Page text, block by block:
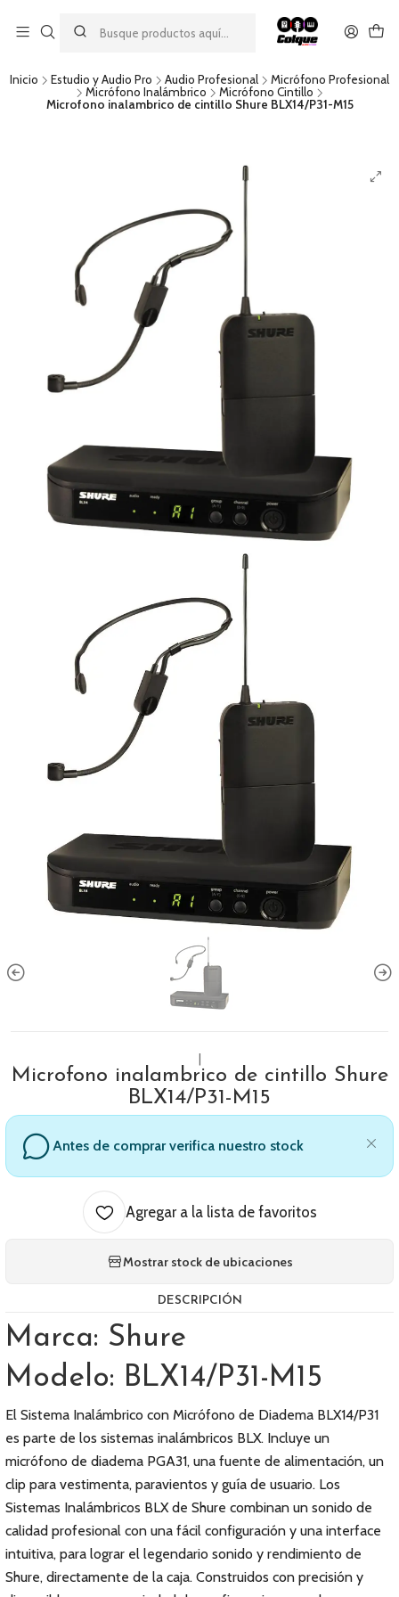
descuento por pago con transferencia bancaria
por una compra mínima de $49.990. Este descuento no es
acumulable a otras promociones ni aplicable a gastos de envío.
Inicio Estudio y Audio Pro Audio Profesional
Micrófono Profesional
Micrófono Inalámbrico
Micrófono Cintillo
Microfono inalambrico de cintillo Shure BLX14/P31-M15
Microfono inalambrico de cintillo Shure
BLX14/P31-M15
Antes de comprar verifica nuestro stock
Agregar a la lista de favoritos
Mostrar stock de ubicaciones
DESCRIPCIÓN
Marca: Shure
Modelo: BLX14/P31-M15
El Sistema Inalámbrico con Micrófono de Diadema BLX14/P31
es parte de los sistemas inalámbricos BLX. Incluye un
micrófono de diadema PGA31, una fuente de alimentación, un
clip para vestimenta, paravientos y guía de usuario. Los
Sistemas Inalámbricos BLX de Shure combinan un sonido de
calidad profesional con una fácil configuración y una interface
intuitiva, para lograr el legendario sonido y rendimiento de
Shure, directamente de la caja. Construidos con precisión y